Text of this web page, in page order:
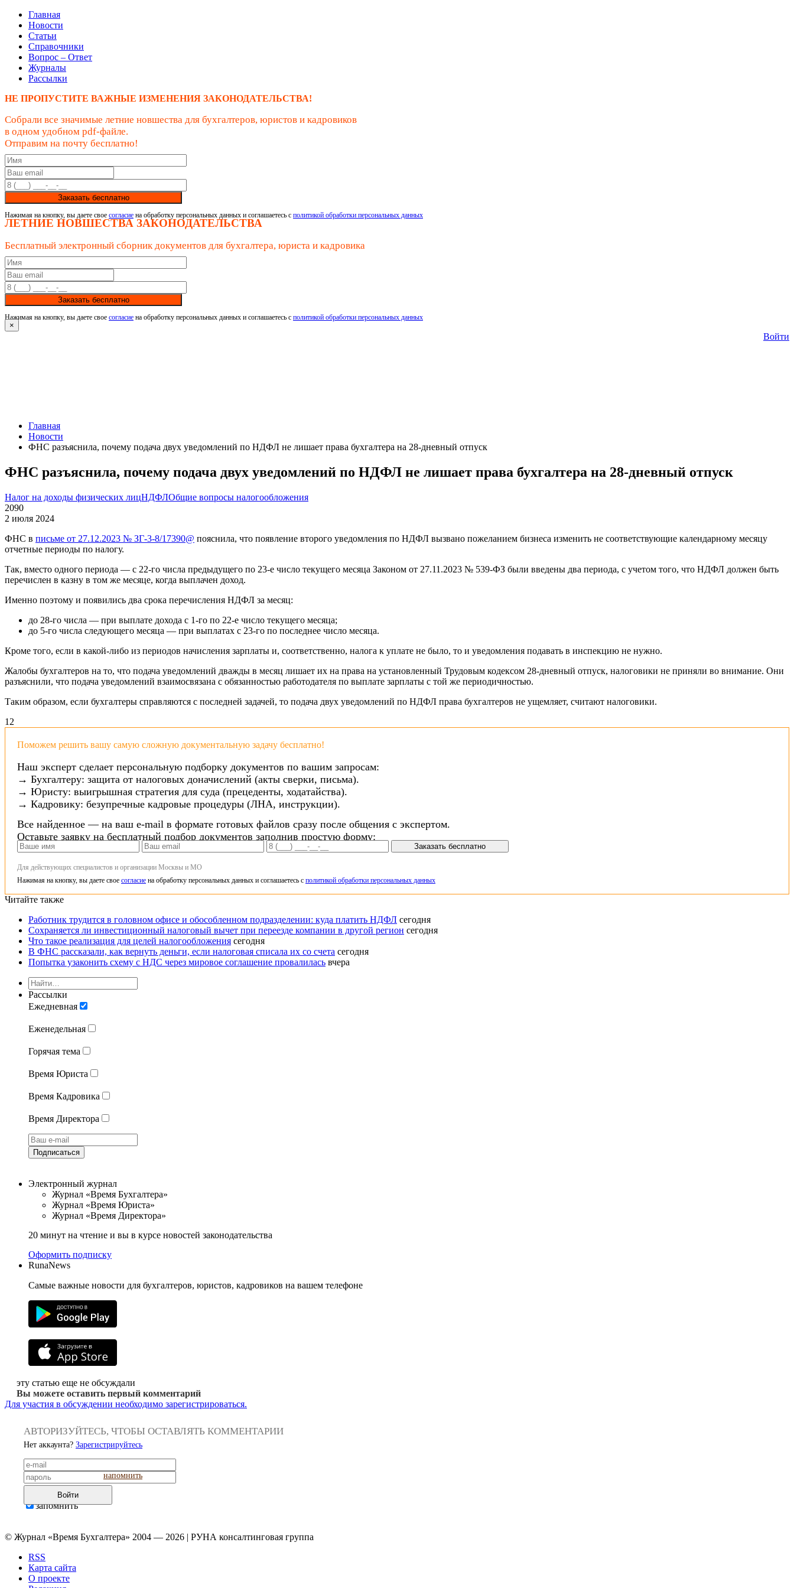
Главная
Новости
Статьи
Справочники
Вопрос – Ответ
Журналы
Рассылки
НЕ ПРОПУСТИТЕ ВАЖНЫЕ ИЗМЕНЕНИЯ ЗАКОНОДАТЕЛЬСТВА!
Собрали все значимые летние новшества для бухгалтеров, юристов и кадровиков
в одном удобном pdf-файле.
Отправим на почту бесплатно!
Заказать бесплатно
Нажимая на кнопку, вы даете свое согласие на обработку персональных данных и соглашаетесь с политикой обработки персональных данных
ЛЕТНИЕ НОВШЕСТВА ЗАКОНОДАТЕЛЬСТВА
Бесплатный электронный сборник документов для бухгалтера, юриста и кадровика
Заказать бесплатно
Нажимая на кнопку, вы даете свое согласие на обработку персональных данных и соглашаетесь с политикой обработки персональных данных
×
Войти
Главная
Новости
ФНС разъяснила, почему подача двух уведомлений по НДФЛ не лишает права бухгалтера на 28-дневный отпуск
ФНС разъяснила, почему подача двух уведомлений по НДФЛ не лишает права бухгалтера на 28-дневный отпуск
Налог на доходы физических лицНДФЛОбщие вопросы налогообложения
2090
2 июля 2024
ФНС в письме от 27.12.2023 № ЗГ-3-8/17390@ пояснила, что появление второго уведомления по НДФЛ вызвано пожеланием бизнеса изменить не соответствующие календарному месяцу
отчетные периоды по налогу.
Так, вместо одного периода — с 22-го числа предыдущего по 23-е число текущего месяца Законом от 27.11.2023 № 539-ФЗ были введены два периода, с учетом того, что НДФЛ должен быть
перечислен в казну в том же месяце, когда выплачен доход.
Именно поэтому и появились два срока перечисления НДФЛ за месяц:
до 28-го числа — при выплате дохода с 1-го по 22-е число текущего месяца;
до 5-го числа следующего месяца — при выплатах с 23-го по последнее число месяца.
Кроме того, если в какой-либо из периодов начисления зарплаты и, соответственно, налога к уплате не было, то и уведомления подавать в инспекцию не нужно.
Жалобы бухгалтеров на то, что подача уведомлений дважды в месяц лишает их на права на установленный Трудовым кодексом 28-дневный отпуск, налоговики не приняли во внимание. Они
разъяснили, что подача уведомлений взаимосвязана с обязанностью работодателя по выплате зарплаты с той же периодичностью.
Таким образом, если бухгалтеры справляются с последней задачей, то подача двух уведомлений по НДФЛ права бухгалтеров не ущемляет, считают налоговики.
1 2
Поможем решить вашу самую сложную документальную задачу бесплатно!
Наш эксперт сделает персональную подборку документов по вашим запросам:
→ Бухгалтеру: защита от налоговых доначислений (акты сверки, письма).
→ Юристу: выигрышная стратегия для суда (прецеденты, ходатайства).
→ Кадровику: безупречные кадровые процедуры (ЛНА, инструкции).
Все найденное — на ваш e-mail в формате готовых файлов сразу после общения с экспертом.
Оставьте заявку на бесплатный подбор документов заполнив простую форму:
Заказать бесплатно
Для действующих специалистов и организации Москвы и МО
Нажимая на кнопку, вы даете свое согласие на обработку персональных данных и соглашаетесь с политикой обработки персональных данных
Читайте также
Работник трудится в головном офисе и обособленном подразделении: куда платить НДФЛ сегодня
Сохраняется ли инвестиционный налоговый вычет при переезде компании в другой регион сегодня
Что такое реализация для целей налогообложения сегодня
В ФНС рассказали, как вернуть деньги, если налоговая списала их со счета сегодня
Попытка узаконить схему с НДС через мировое соглашение провалилась вчера
Рассылки
Ежедневная
Еженедельная
Горячая тема
Время Юриста
Время Кадровика
Время Директора
Подписаться
Электронный журнал
Журнал «Время Бухгалтера»
Журнал «Время Юриста»
Журнал «Время Директора»
20 минут на чтение и вы в курсе новостей законодательства
Оформить подписку
RunaNews
Самые важные новости для бухгалтеров, юристов, кадровиков на вашем телефоне
эту статью еще не обсуждали
Вы можете оставить первый комментарий
Для участия в обсуждении необходимо зарегистрироваться.
АВТОРИЗУЙТЕСЬ, ЧТОБЫ ОСТАВЛЯТЬ КОММЕНТАРИИ
Нет аккаунта? Зарегистрируйтесь
напомнить
Войти
запомнить
© Журнал «Время Бухгалтера» 2004 — 2026 | РУНА консалтинговая группа
RSS
Карта сайта
О проекте